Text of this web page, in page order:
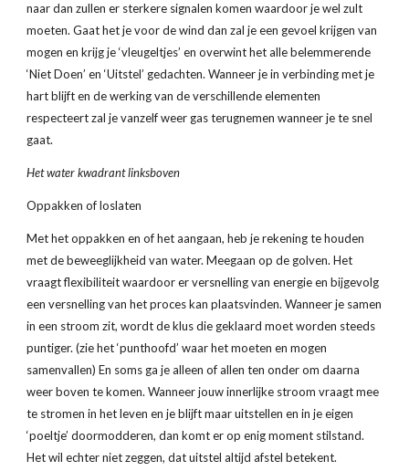
naar dan zullen er sterkere signalen komen waardoor je wel zult
moeten. Gaat het je voor de wind dan zal je een gevoel krijgen van
mogen en krijg je ‘vleugeltjes’ en overwint het alle belemmerende
‘Niet Doen’ en ‘Uitstel’ gedachten. Wanneer je in verbinding met je
hart blijft en de werking van de verschillende elementen
respecteert zal je vanzelf weer gas terugnemen wanneer je te snel
gaat.
Het water kwadrant linksboven
Oppakken of loslaten
Met het oppakken en of het aangaan, heb je rekening te houden
met de beweeglijkheid van water. Meegaan op de golven. Het
vraagt flexibiliteit waardoor er versnelling van energie en bijgevolg
een versnelling van het proces kan plaatsvinden. Wanneer je samen
in een stroom zit, wordt de klus die geklaard moet worden steeds
puntiger. (zie het ‘punthoofd’ waar het moeten en mogen
samenvallen) En soms ga je alleen of allen ten onder om daarna
weer boven te komen. Wanneer jouw innerlijke stroom vraagt mee
te stromen in het leven en je blijft maar uitstellen en in je eigen
‘poeltje’ doormodderen, dan komt er op enig moment stilstand.
Het wil echter niet zeggen, dat uitstel altijd afstel betekent.